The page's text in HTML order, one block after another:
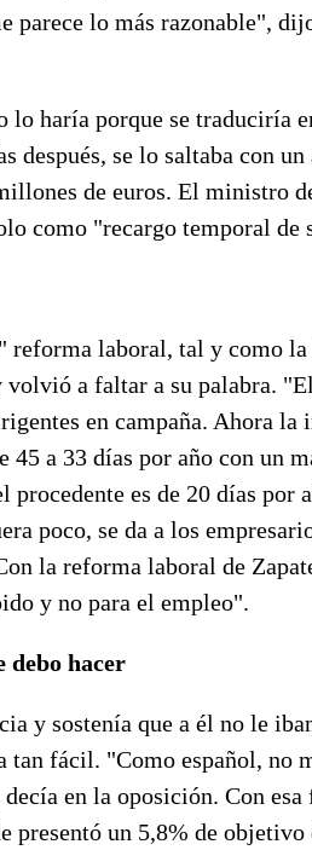
parece lo más razonable",
lo haría porque se traduciría
después, se lo saltaba con
de euros. El ministro
como "recargo temporal de
reforma laboral, tal y como
a faltar a su palabra.
en campaña. Ahora la
45 a 33 días por año con un
procedente es de 20 días por
poco, se da a los
la reforma laboral de
y no para el empleo".
debo hacer
y sostenía que a él no le
fácil. "Como español, no
en la oposición. Con
presentó un 5,8% de